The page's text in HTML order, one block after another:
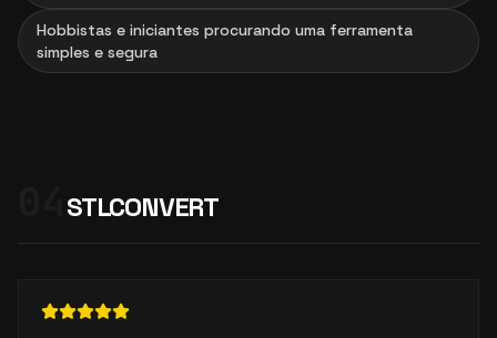
Hobbistas e iniciantes procurando uma ferramenta
simples e segura
STLCONVERT